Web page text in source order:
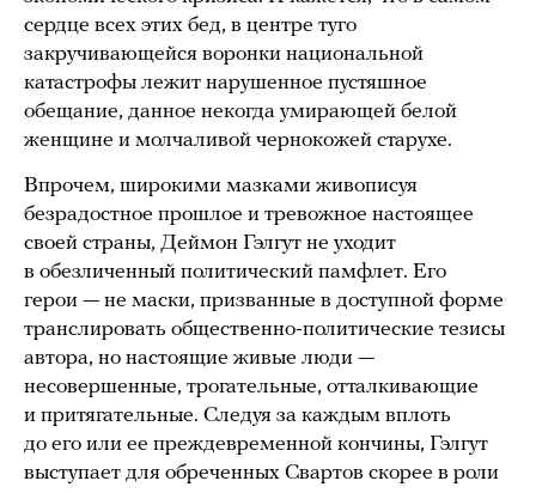
сердце всех этих бед, в центре туго
закручивающейся воронки национальной
катастрофы лежит нарушенное пустяшное
обещание, данное некогда умирающей белой
женщине и молчаливой чернокожей старухе.
Впрочем, широкими мазками живописуя
безрадостное прошлое и тревожное настоящее
своей страны, Деймон Гэлгут не уходит
в обезличенный политический памфлет. Его
герои — не маски, призванные в доступной форме
транслировать общественно-политические тезисы
автора, но настоящие живые люди —
несовершенные, трогательные, отталкивающие
и притягательные. Следуя за каждым вплоть
до его или ее преждевременной кончины, Гэлгут
выступает для обреченных Свартов скорее в роли